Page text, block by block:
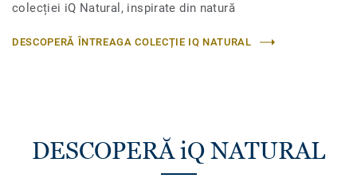
colecției iQ Natural, inspirate din natură
DESCOPERĂ ÎNTREAGA COLECȚIE IQ NATURAL
DESCOPERĂ iQ NATURAL